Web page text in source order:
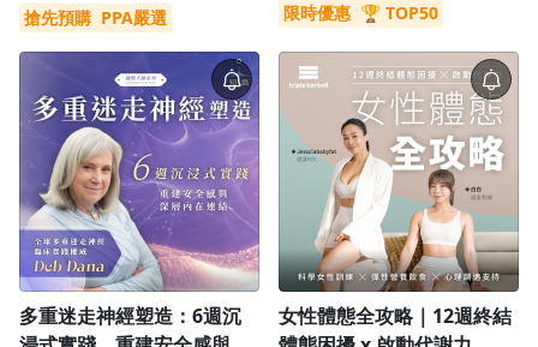
搶先預購 PPA嚴選 限時優惠 🏆 TOP50
多重迷走神經塑造：6週沉
女性體態全攻略｜12週終結